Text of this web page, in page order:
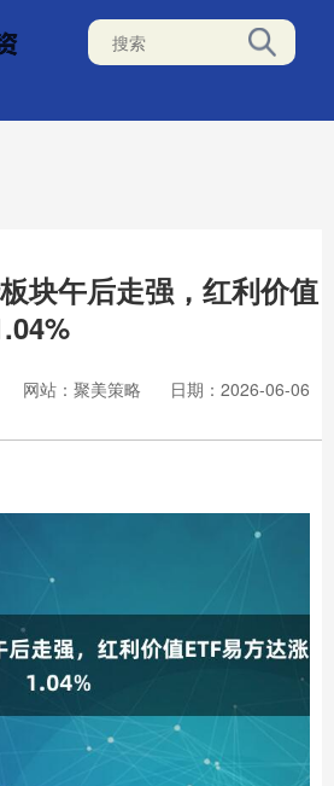
块午后走强，红利价值
网站：聚美策略
日期：2026-06-06